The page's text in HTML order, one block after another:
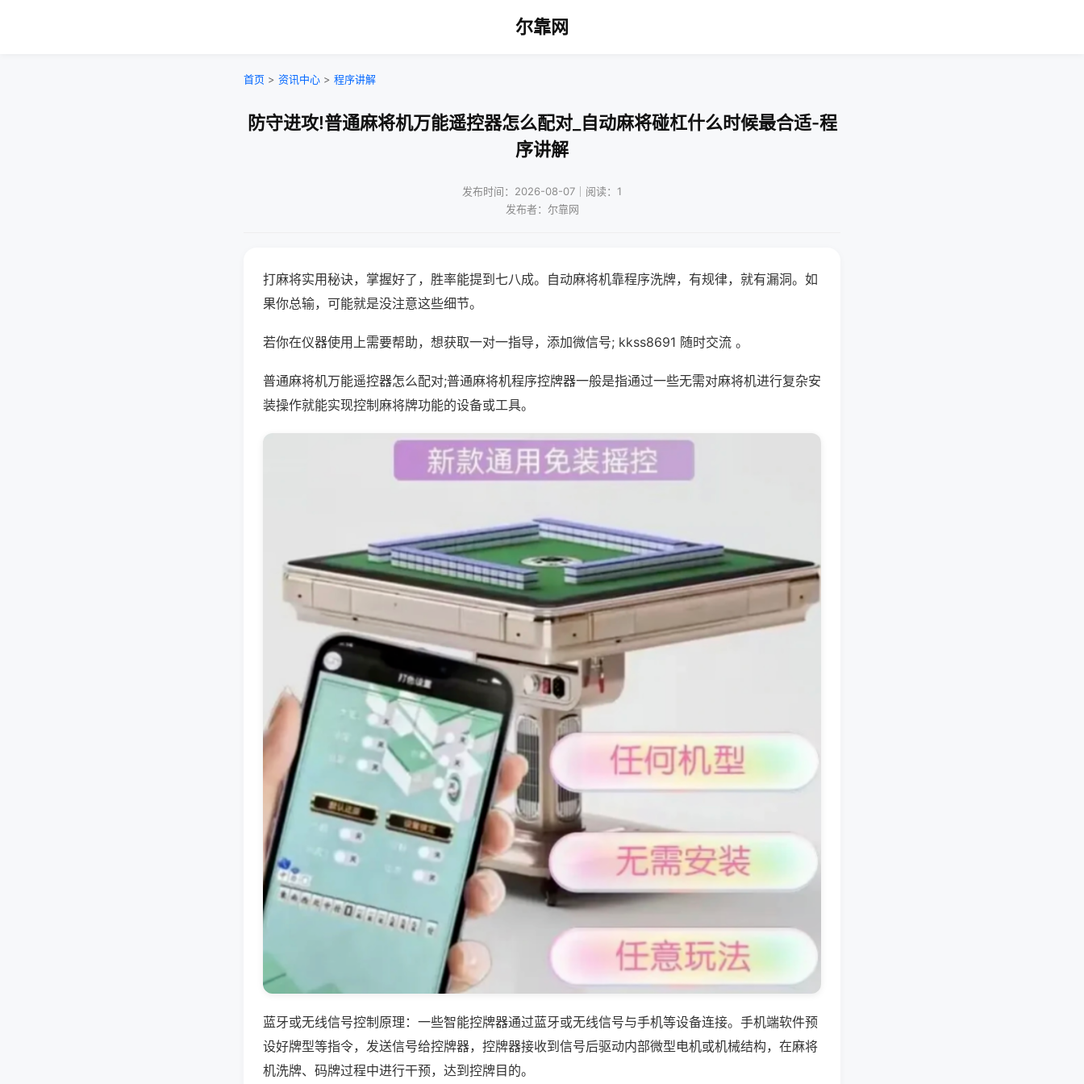
尔靠网
首页 > 资讯中心 > 程序讲解
防守进攻!普通麻将机万能遥控器怎么配对_自动麻将碰杠什么时候最合适-程
序讲解
发布时间：2026-08-07｜阅读：1
发布者：尔靠网
打麻将实用秘诀，掌握好了，胜率能提到七八成。自动麻将机靠程序洗牌，有规律，就有漏洞。如
果你总输，可能就是没注意这些细节。
若你在仪器使用上需要帮助，想获取一对一指导，添加微信号; kkss8691 随时交流 。
普通麻将机万能遥控器怎么配对;普通麻将机程序控牌器一般是指通过一些无需对麻将机进行复杂安
装操作就能实现控制麻将牌功能的设备或工具。
蓝牙或无线信号控制原理：一些智能控牌器通过蓝牙或无线信号与手机等设备连接。手机端软件预
设好牌型等指令，发送信号给控牌器，控牌器接收到信号后驱动内部微型电机或机械结构，在麻将
机洗牌、码牌过程中进行干预，达到控牌目的。